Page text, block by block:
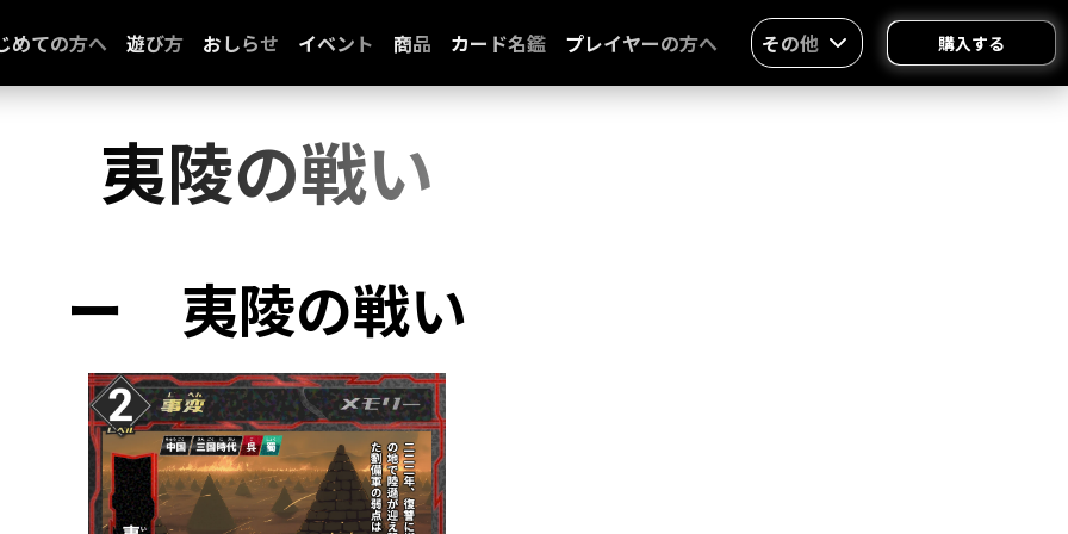
めての方へ 遊び方 おしらせ イベント 商品 カード名鑑 プレイヤーの方へ その他 購入する
夷陵の戦い
ー 夷陵の戦い